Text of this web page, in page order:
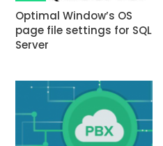
Optimal Window’s OS
page file settings for SQL
Server